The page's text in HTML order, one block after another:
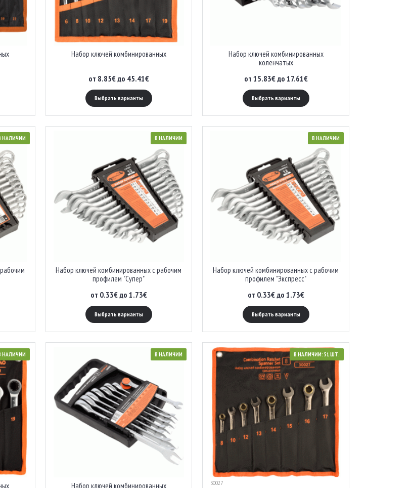
Набор ключей комбинированных
от 8.85€ до 45.41€
Выбрать варианты
Набор ключей комбинированных
коленчатых
от 15.83€ до 17.61€
Выбрать варианты
НАЛИЧИИ В НАЛИЧИИ
Набор ключей комбинированных с рабочим
профилем "Супер"
от 0.33€ до 1.73€
Выбрать варианты
В НАЛИЧИИ
Набор ключей комбинированных с рабочим
профилем "Экспресс"
от 0.33€ до 1.73€
Выбрать варианты
НАЛИЧИИ В НАЛИЧИИ
Набор ключей комбинированных
В НАЛИЧИИ: 51 ШТ.
30027